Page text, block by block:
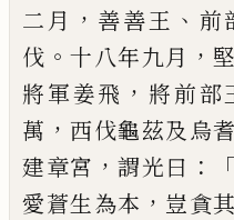
二月 ， 善善王 、 前
伐 。十八年九月 ，
將軍姜飛 ， 將前部
萬 ， 西伐龜茲及烏
建章宮 ，謂光曰 ：「
愛蒼生為本 ， 豈貪